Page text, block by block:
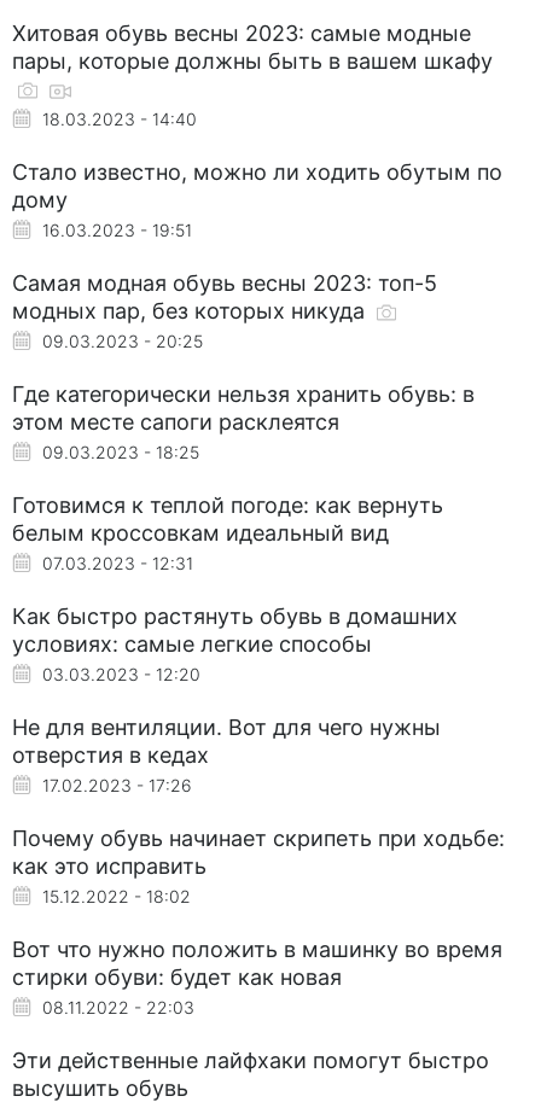
Хитовая обувь весны 2023: самые модные
пары, которые должны быть в вашем шкафу
18.03.2023 - 14:40
Стало известно, можно ли ходить обутым по
дому
16.03.2023 - 19:51
Самая модная обувь весны 2023: топ-5
модных пар, без которых никуда
09.03.2023 - 20:25
Где категорически нельзя хранить обувь: в
этом месте сапоги расклеятся
09.03.2023 - 18:25
Готовимся к теплой погоде: как вернуть
белым кроссовкам идеальный вид
07.03.2023 - 12:31
Как быстро растянуть обувь в домашних
условиях: самые легкие способы
03.03.2023 - 12:20
Не для вентиляции. Вот для чего нужны
отверстия в кедах
17.02.2023 - 17:26
Почему обувь начинает скрипеть при ходьбе:
как это исправить
15.12.2022 - 18:02
Вот что нужно положить в машинку во время
стирки обуви: будет как новая
08.11.2022 - 22:03
Эти действенные лайфхаки помогут быстро
высушить обувь